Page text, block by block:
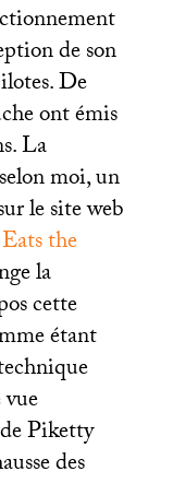
de son
De
ont émis
La
moi, un
le site web
the
la
cette
étant
Piketty
des